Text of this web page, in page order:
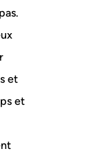
et
et